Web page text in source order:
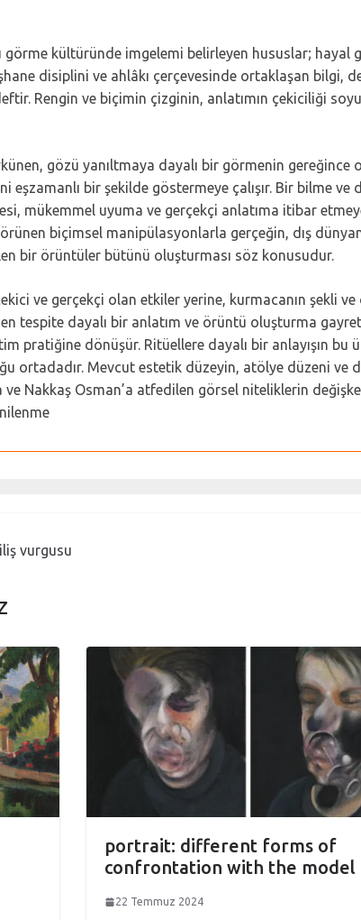
kültüründe imgelemi belirleyen hususlar; hayal
disiplini ve ahlâkı çerçevesinde ortaklaşan bilgi,
Rengin ve biçimin çizginin, anlatımın çekiciliği
gözü yanıltmaya dayalı bir görmenin
eşzamanlı bir şekilde göstermeye çalışır. Bir bilme
mükemmel uyuma ve gerçekçi anlatıma itibar
biçimsel manipülasyonlarla gerçeğin, dış
bir örüntüler bütünü oluşturması söz konusudur.
ve gerçekçi olan etkiler yerine, kurmacanın şekli
tespite dayalı bir anlatım ve örüntü oluşturma
pratiğine dönüşür. Ritüellere dayalı bir anlayışın bu
ortadadır. Mevcut estetik düzeyin, atölye düzeni ve
ve Nakkaş Osman’a atfedilen görsel niteliklerin
vurgusu
portrait: different forms of
confrontation with the model
22 Temmuz 2024